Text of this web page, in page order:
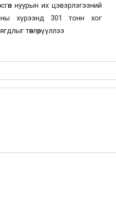
нуурын их цэвэрлэгээний
хүрээнд 301 тонн хог
төвлөрүүллээ